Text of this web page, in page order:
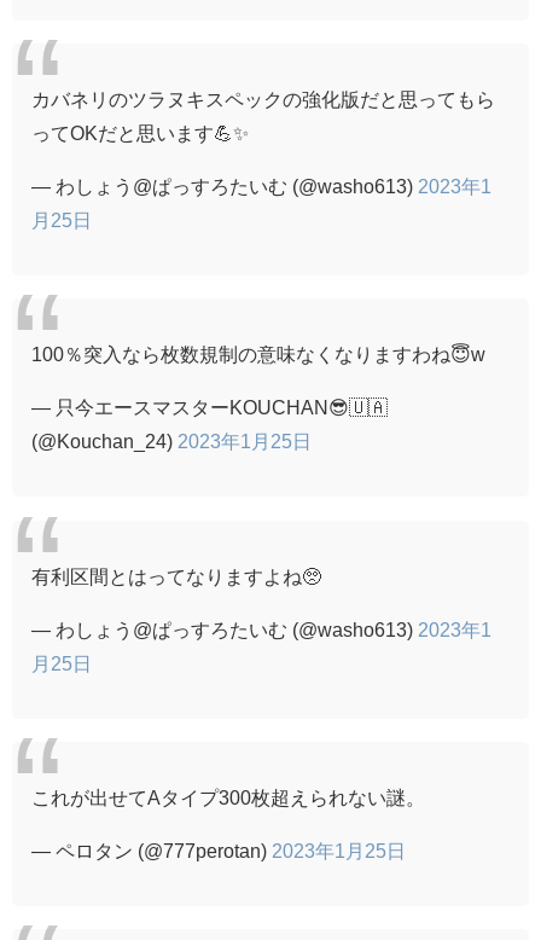
カバネリのツラヌキスペックの強化版だと思ってもら
ってOKだと思います💪✨
— わしょう@ぱっすろたいむ (@washo613) 2023年1
月25日
100％突入なら枚数規制の意味なくなりますわね😇w
— 只今エースマスターKOUCHAN😎🇺🇦
(@Kouchan_24) 2023年1月25日
有利区間とはってなりますよね🥺
— わしょう@ぱっすろたいむ (@washo613) 2023年1
月25日
これが出せてAタイプ300枚超えられない謎。
— ペロタン (@777perotan) 2023年1月25日